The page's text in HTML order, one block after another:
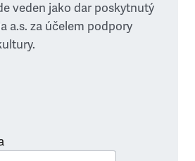
veden jako dar poskytnutý
a.s. za účelem podpory